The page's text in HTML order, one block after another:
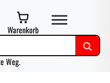
Warenkorb
Weg.